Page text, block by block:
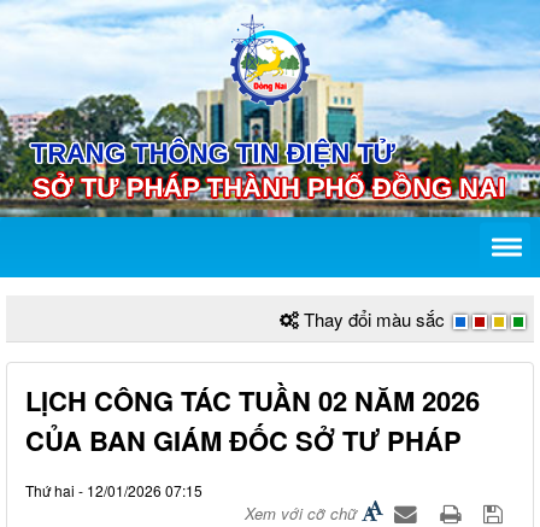
Thay đổi màu sắc
LỊCH CÔNG TÁC TUẦN 02 NĂM 2026
CỦA BAN GIÁM ĐỐC SỞ TƯ PHÁP
Thứ hai - 12/01/2026 07:15
Xem với cỡ chữ